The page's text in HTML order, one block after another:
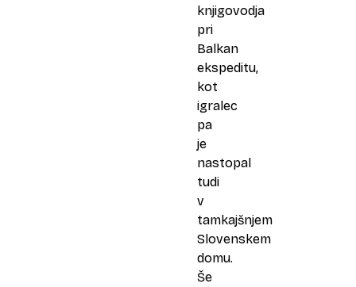
knjigovodja
pri
Balkan
ekspeditu,
kot
igralec
pa
je
nastopal
tudi
v
tamkajšnjem
Slovenskem
domu.
Še